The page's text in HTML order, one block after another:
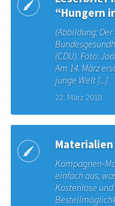
“Hungern
(Abbildung:
(CDU). Foto:
Am 14. März
junge Welt [...]
22. März 2018
Kampagnen-
einfach aus,
Kostenlose